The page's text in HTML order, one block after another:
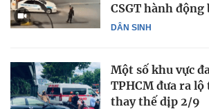
DÂN SINH
CSGT hành động
Một số khu vực
TPHCM đưa ra
thay thế dịp 2/9